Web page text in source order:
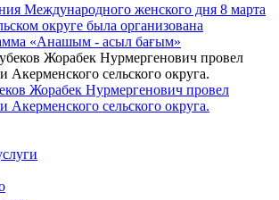
Международного женского дня 8 марта
округе была организована
«Анашым - асыл бағым»
Жорабек Нурмергенович провел
Акерменского сельского округа.